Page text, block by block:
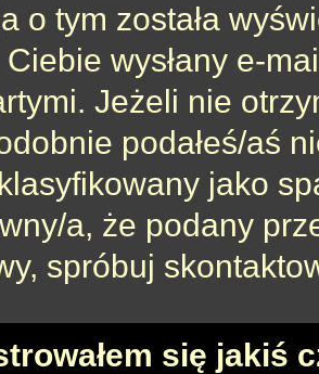
o tym została
Ciebie wysłany e-
Jeżeli nie
podałeś/aś
jako
a, że podany
spróbuj
się jakiś